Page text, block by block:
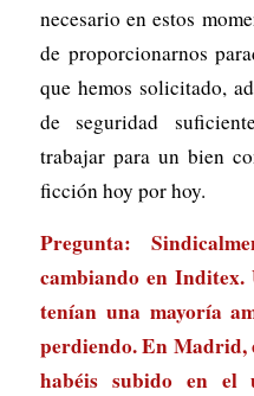
necesario en estos
de proporcionarnos
que hemos solicitado,
de seguridad
trabajar para un bien
ficción hoy por hoy.
Pregunta:
cambiando en Inditex.
tenían una mayoría
perdiendo. En Madrid,
habéis subido en el